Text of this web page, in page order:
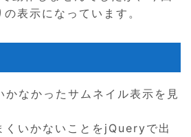
表示になっています。
かなかったサムネイル表示を見
くいかないことをjQueryで出